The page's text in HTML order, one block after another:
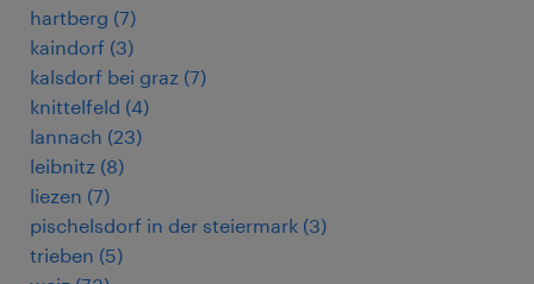
hartberg (7)
kaindorf (3)
kalsdorf bei graz (7)
knittelfeld (4)
lannach (23)
leibnitz (8)
liezen (7)
pischelsdorf in der steiermark (3)
trieben (5)